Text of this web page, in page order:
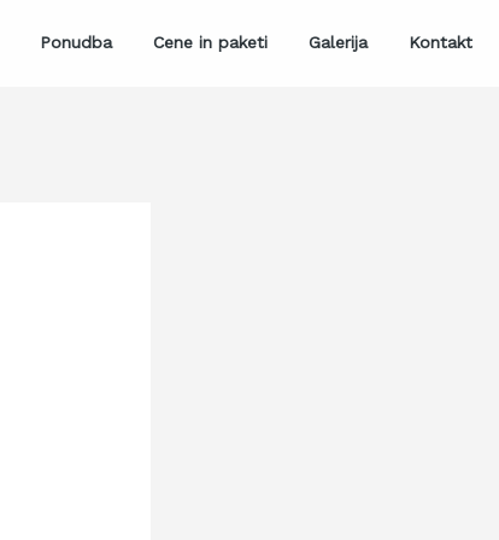
Ponudba Cene in paketi Galerija Kontakt